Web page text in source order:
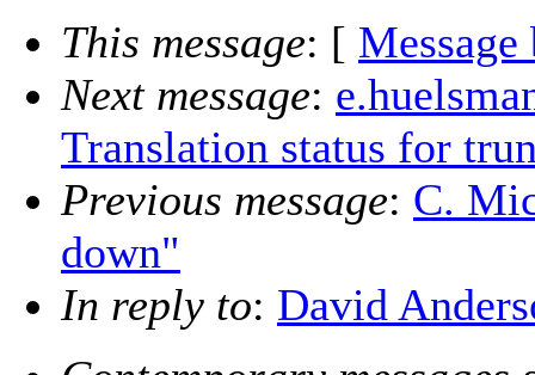
This message: [ Message
Next message:
Translation status for
Previous message: C.
down"
In reply to: David